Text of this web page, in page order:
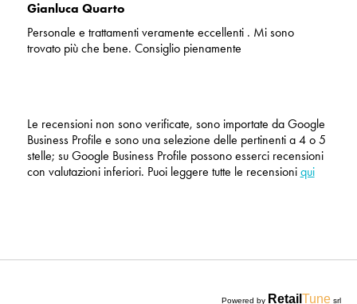
Gianluca Quarto
Personale e trattamenti veramente eccellenti . Mi sono
trovato più che bene. Consiglio pienamente
Le recensioni non sono verificate, sono importate da Google
Business Profile e sono una selezione delle pertinenti a 4 o 5
stelle; su Google Business Profile possono esserci recensioni
con valutazioni inferiori. Puoi leggere tutte le recensioni qui
Powered by Retail Tune srl